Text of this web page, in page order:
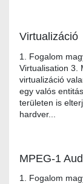
Virtualizáció
1. Fogalom
Virtualisation 3.
virtualizáció
egy valós
területen is
hardver...
MPEG-1
1. Fogalom